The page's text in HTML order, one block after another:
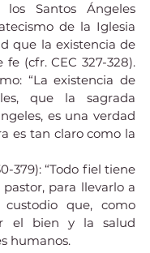
Santos Ángeles
de la Iglesia
que la existencia de
(cfr. CEC 327-328).
“La existencia de
que la sagrada
es una verdad
es tan claro como la
379): “Todo fiel tiene
para llevarlo a
que, como
el bien y la salud
humanos.